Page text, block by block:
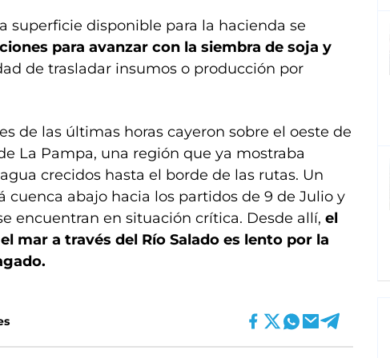
superficie disponible para la hacienda se
para avanzar con la siembra de soja y
de trasladar insumos o producción por
de las últimas horas cayeron sobre el oeste de
La Pampa, una región que ya mostraba
crecidos hasta el borde de las rutas. Un
cuenca abajo hacia los partidos de 9 de Julio y
encuentran en situación crítica. Desde allí, el
mar a través del Río Salado es lento por la